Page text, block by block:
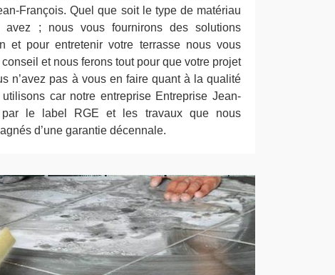
François. Quel que soit le type de matériau
; nous vous fournirons des solutions
et pour entretenir votre terrasse nous vous
et nous ferons tout pour que votre projet
n’avez pas à vous en faire quant à la qualité
car notre entreprise Entreprise Jean-
par le label RGE et les travaux que nous
d’une garantie décennale.